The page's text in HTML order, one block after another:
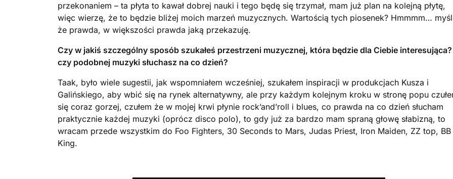
przekonaniem – ta płyta to kawał dobrej nauki i tego będę się trzymał, mam już plan na kolejną płytę,
więc wierzę, że to będzie bliżej moich marzeń muzycznych. Wartością tych piosenek? Hmmmm…
że prawda, w większości prawda jaką przekazuję.
Czy w jakiś szczególny sposób szukałeś przestrzeni muzycznej, która będzie dla Ciebie interesująca?
czy podobnej muzyki słuchasz na co dzień?
Taak, było wiele sugestii, jak wspomniałem wcześniej, szukałem inspiracji w produkcjach Kusza i
Galińskiego, aby wbić się na rynek alternatywny, ale przy każdym kolejnym kroku w stronę popu
się coraz gorzej, czułem że w mojej krwi płynie rock’and’roll i blues, co prawda na co dzień słucham
praktycznie każdej muzyki (oprócz disco polo), to gdy już za bardzo mam spraną głowę słabizną, to
wracam przede wszystkim do Foo Fighters, 30 Seconds to Mars, Judas Priest, Iron Maiden, ZZ top, BB
King.